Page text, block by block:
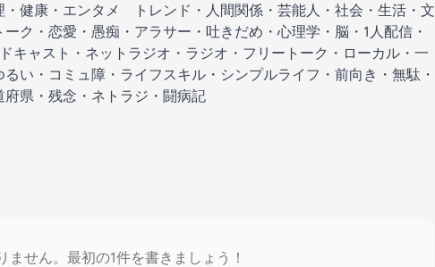
健康・エンタメ トレンド・人間関係・芸能人・社会・生活・文
ク・恋愛・愚痴・アラサー・吐きだめ・心理学・脳・1人配信・
キャスト・ネットラジオ・ラジオ・フリートーク・ローカル・一
い・コミュ障・ライフスキル・シンプルライフ・前向き・無駄・
県・残念・ネトラジ・闘病記
ません。最初の1件を書きましょう！